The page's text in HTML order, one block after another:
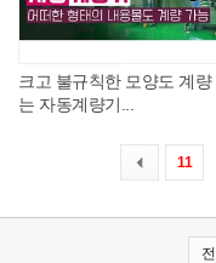
크고 불규칙한 모양도 계량
는 자동계량기...
11